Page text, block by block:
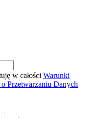
w całości Warunki
Przetwarzaniu Danych